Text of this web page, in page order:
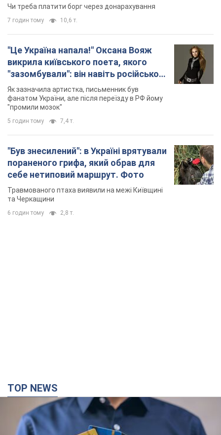
Чи треба платити борг через донарахування
7 годин тому 10,6 т.
"Це Україна напала!" Оксана Вояж
викрила київського поета, якого
"зазомбували": він навіть російської
не знав, а тепер хоче геноциду
українців
Як зазначила артистка, письменник був
фанатом України, але після переїзду в РФ йому
"промили мозок"
5 годин тому 7,4 т.
"Був знесилений": в Україні врятували
пораненого грифа, який обрав для
себе нетиповий маршрут. Фото
Травмованого птаха виявили на межі Київщині
та Черкащини
6 годин тому 2,8 т.
TOP NEWS